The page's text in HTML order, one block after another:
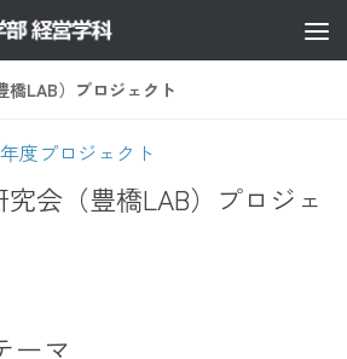
プ
橋LAB）プロジェクト
度プロジェクト
会（豊橋LAB）プロジェ
ーマ